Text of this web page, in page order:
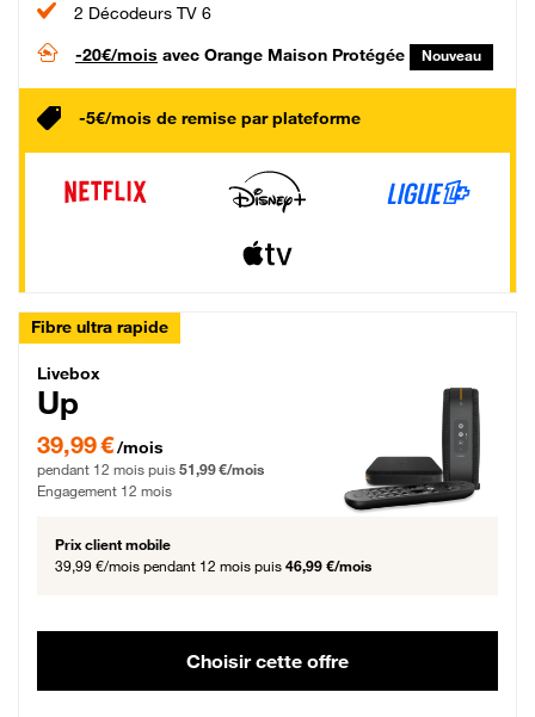
2 Décodeurs TV 6
-20€/mois avec Orange Maison Protégée Nouveau
-5€/mois de remise par plateforme
Fibre ultra rapide
Livebox Up Fibre
Livebox
Up
39,99 € par mois pendant 12 mois puis 51,99 € par mois, Engagement 12 mois
39,99 €/mois
pendant 12 mois puis 51,99 €/mois
Engagement 12 mois
Prix client mobile
39,99 €/mois pendant 12 mois puis 46,99 €/mois
Choisir cette offre